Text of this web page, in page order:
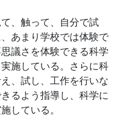
、触って、自分で試
あまり学校では体験で
議さを体験できる科学
施している。さらに科
、試し、工作を行いな
るよう指導し、科学に
している。